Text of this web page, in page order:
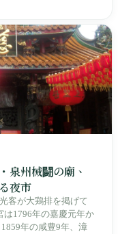
コの世代になって、
されたのです。
泉州械闘の廟、
夜市
客が大鶏排を掲げて
は1796年の嘉慶元年か
年の咸豊9年、漳